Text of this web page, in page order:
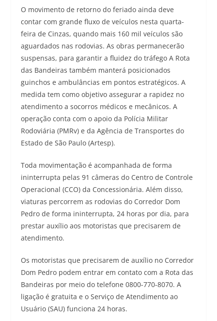
O movimento de retorno do feriado ainda deve
contar com grande fluxo de veículos nesta quarta-
feira de Cinzas, quando mais 160 mil veículos são
aguardados nas rodovias. As obras permanecerão
suspensas, para garantir a fluidez do tráfego A Rota
das Bandeiras também manterá posicionados
guinchos e ambulâncias em pontos estratégicos. A
medida tem como objetivo assegurar a rapidez no
atendimento a socorros médicos e mecânicos. A
operação conta com o apoio da Polícia Militar
Rodoviária (PMRv) e da Agência de Transportes do
Estado de São Paulo (Artesp).
Toda movimentação é acompanhada de forma
ininterrupta pelas 91 câmeras do Centro de Controle
Operacional (CCO) da Concessionária. Além disso,
viaturas percorrem as rodovias do Corredor Dom
Pedro de forma ininterrupta, 24 horas por dia, para
prestar auxílio aos motoristas que precisarem de
atendimento.
Os motoristas que precisarem de auxílio no Corredor
Dom Pedro podem entrar em contato com a Rota das
Bandeiras por meio do telefone 0800-770-8070. A
ligação é gratuita e o Serviço de Atendimento ao
Usuário (SAU) funciona 24 horas.